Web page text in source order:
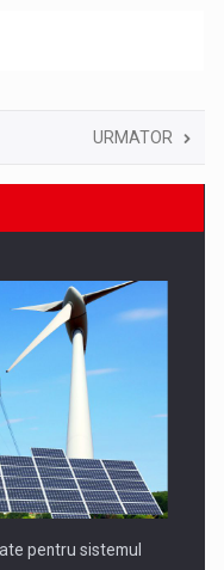
URMATOR
pentru sistemul